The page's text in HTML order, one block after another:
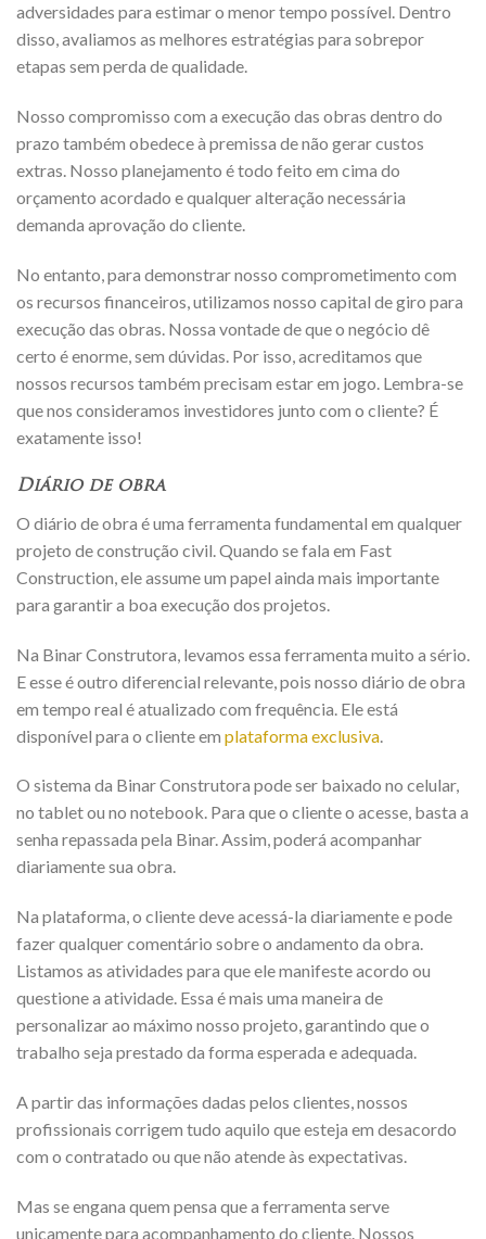
adversidades para estimar o menor tempo possível. Dentro
disso, avaliamos as melhores estratégias para sobrepor
etapas sem perda de qualidade.
Nosso compromisso com a execução das obras dentro do
prazo também obedece à premissa de não gerar custos
extras. Nosso planejamento é todo feito em cima do
orçamento acordado e qualquer alteração necessária
demanda aprovação do cliente.
No entanto, para demonstrar nosso comprometimento com
os recursos financeiros, utilizamos nosso capital de giro para
execução das obras. Nossa vontade de que o negócio dê
certo é enorme, sem dúvidas. Por isso, acreditamos que
nossos recursos também precisam estar em jogo. Lembra-se
que nos consideramos investidores junto com o cliente? É
exatamente isso!
Diário de obra
O diário de obra é uma ferramenta fundamental em qualquer
projeto de construção civil. Quando se fala em Fast
Construction, ele assume um papel ainda mais importante
para garantir a boa execução dos projetos.
Na Binar Construtora, levamos essa ferramenta muito a sério.
E esse é outro diferencial relevante, pois nosso diário de obra
em tempo real é atualizado com frequência. Ele está
disponível para o cliente em plataforma exclusiva
O sistema da Binar Construtora pode ser baixado no celular,
no tablet ou no notebook. Para que o cliente o acesse, basta a
senha repassada pela Binar. Assim, poderá acompanhar
diariamente sua obra.
Na plataforma, o cliente deve acessá-la diariamente e pode
fazer qualquer comentário sobre o andamento da obra.
Listamos as atividades para que ele manifeste acordo ou
questione a atividade. Essa é mais uma maneira de
personalizar ao máximo nosso projeto, garantindo que o
trabalho seja prestado da forma esperada e adequada.
A partir das informações dadas pelos clientes, nossos
profissionais corrigem tudo aquilo que esteja em desacordo
com o contratado ou que não atende às expectativas.
Mas se engana quem pensa que a ferramenta serve
unicamente para acompanhamento do cliente. Nossos